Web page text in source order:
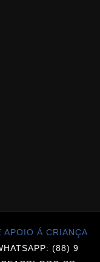
APOIO Á CRIANÇA
(88) 9